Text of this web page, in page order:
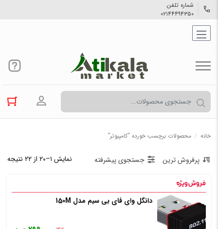
شماره تلفن
۰۲۱۴۴۴۹۴۳۵۰
ورود به
خانه / محصولات برچسب خورده “کامپیوتر”
نمایش ۱–۲۰ از ۲۲ نتیجه پرفروش ترین جستجوی پیشرفته
دانگل وای فای بی سیم مدل 150M